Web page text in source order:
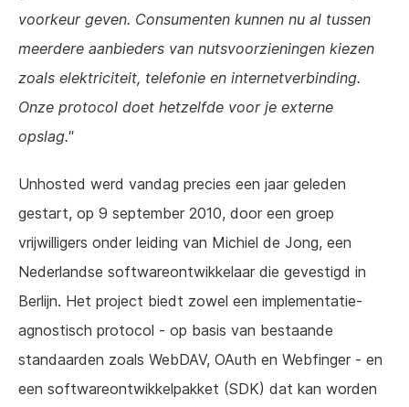
voorkeur geven. Consumenten kunnen nu al tussen
meerdere aanbieders van nutsvoorzieningen kiezen
zoals elektriciteit, telefonie en internetverbinding.
Onze protocol doet hetzelfde voor je externe
opslag."
Unhosted werd vandag precies een jaar geleden
gestart, op 9 september 2010, door een groep
vrijwilligers onder leiding van Michiel de Jong, een
Nederlandse softwareontwikkelaar die gevestigd in
Berlijn. Het project biedt zowel een implementatie-
agnostisch protocol - op basis van bestaande
standaarden zoals WebDAV, OAuth en Webfinger - en
een softwareontwikkelpakket (SDK) dat kan worden